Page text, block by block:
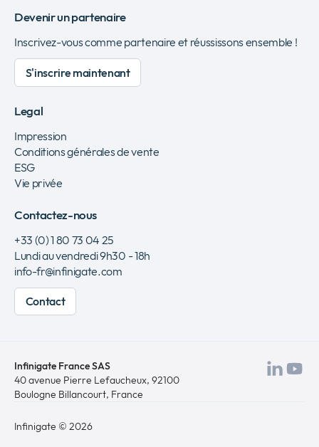
Devenir un partenaire
Inscrivez-vous comme partenaire et réussissons ensemble !
S'inscrire maintenant
Legal
Impression
Conditions générales de vente
ESG
Vie privée
Contactez-nous
+33 (0) 1 80 73 04 25
Lundi au vendredi 9h30 - 18h
info-fr@infinigate.com
Contact
Infinigate France SAS
40 avenue Pierre Lefaucheux, 92100
Boulogne Billancourt, France
Infinigate © 2026